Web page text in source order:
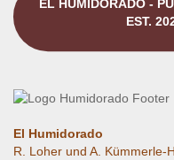
EL HUMIDORADO -
EST.
El Humidorado
R. Loher und A. Kümmerle-